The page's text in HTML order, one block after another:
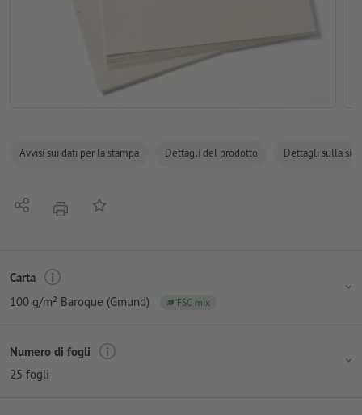
Avvisi sui dati per la stampa Dettagli del prodotto Dettagli sulla
Condividistamparealla lista preferiti
Carta
100 g/m² Baroque (Gmund)
FSC mix
Numero di fogli
25 fogli